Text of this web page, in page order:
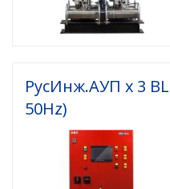
РусИнж.АУП х 3
50Hz)